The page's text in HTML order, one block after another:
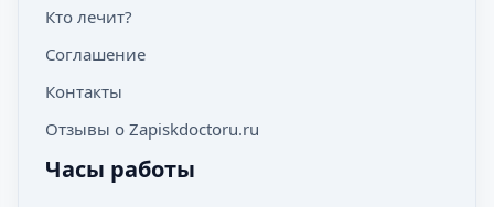
Кто лечит?
Соглашение
Контакты
Отзывы о Zapiskdoctoru.ru
Часы работы